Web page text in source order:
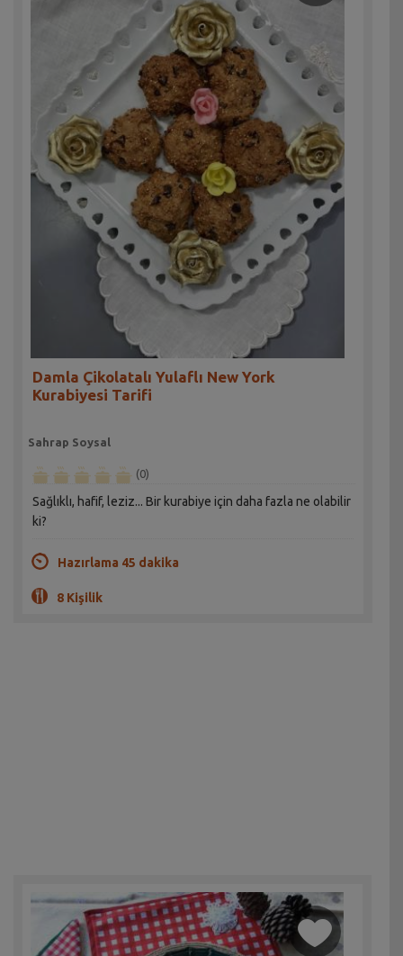
Damla Çikolatalı Yulaflı New York
Kurabiyesi Tarifi
Sahrap Soysal
(0)
Sağlıklı, hafif, leziz... Bir kurabiye için daha fazla ne olabilir
ki?
Hazırlama 45 dakika
8 Kişilik